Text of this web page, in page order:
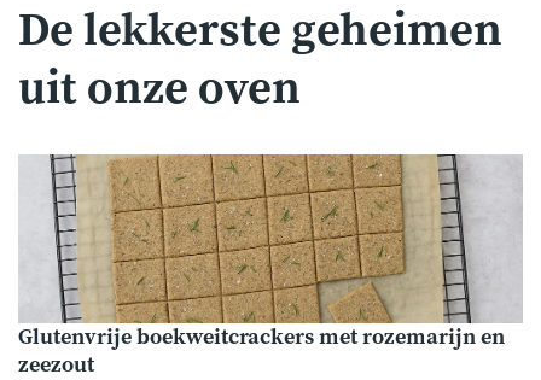
De lekkerste geheimen
uit onze oven
Glutenvrije boekweitcrackers met rozemarijn en
zeezout